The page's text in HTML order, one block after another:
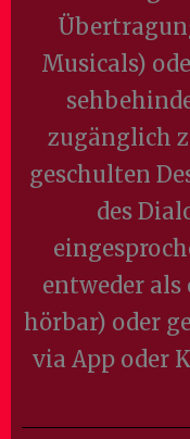
Musicals)
zugänglich
geschulten
des
entweder
hörbar) oder
via App oder